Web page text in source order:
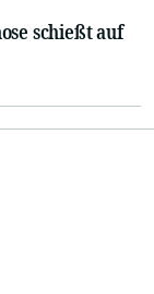
schießt auf